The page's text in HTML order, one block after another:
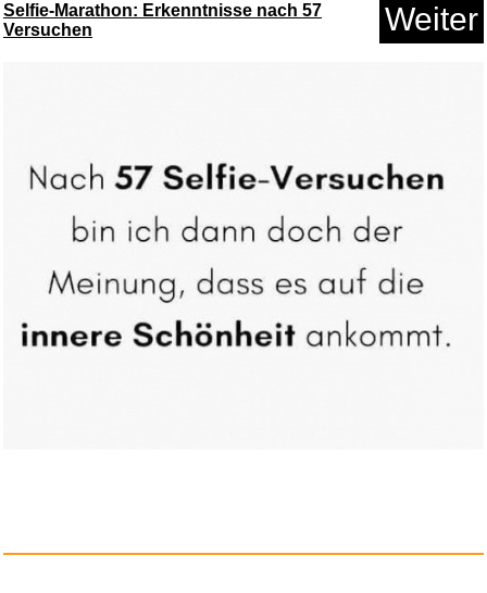
Solarfilter Bogen 100x100mm
Anzeige
Selfie-Marathon: Erkenntnisse nach 57
Versuchen
Weiter